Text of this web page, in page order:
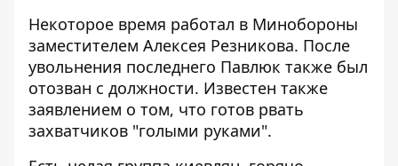
Некоторое время работал в Минобороны
заместителем Алексея Резникова. После
увольнения последнего Павлюк также был
отозван с должности. Известен также
заявлением о том, что готов рвать
захватчиков "голыми руками".